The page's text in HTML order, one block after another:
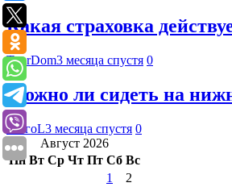
Какая страховка
TourDom3 месяца спустя 0
Можно ли сидеть на
ГлагоL3 месяца спустя 0
Август 2026
Пн Вт Ср Чт Пт Сб Вс
1
2